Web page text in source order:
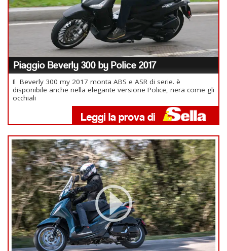
Piaggio Beverly 300 by Police 2017
Il Beverly 300 my 2017 monta ABS e ASR di serie. è
disponibile anche nella elegante versione Police, nera come gli
occhiali